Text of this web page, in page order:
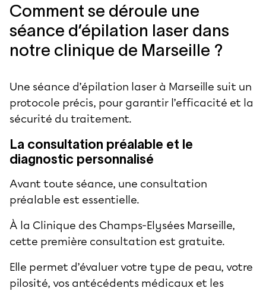
Comment se déroule une
séance d’épilation laser dans
notre clinique de Marseille ?
Une séance d’épilation laser à Marseille suit un
protocole précis, pour garantir l’efficacité et la
sécurité du traitement.
La consultation préalable et le
diagnostic personnalisé
Avant toute séance, une consultation
préalable est essentielle.
À la Clinique des Champs-Elysées Marseille,
cette première consultation est gratuite.
Elle permet d’évaluer votre type de peau, votre
pilosité, vos antécédents médicaux et les